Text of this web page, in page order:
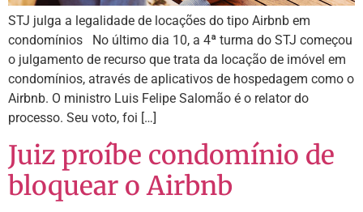
STJ julga a legalidade de locações do tipo Airbnb em
condomínios No último dia 10, a 4ª turma do STJ começou
o julgamento de recurso que trata da locação de imóvel em
condomínios, através de aplicativos de hospedagem como o
Airbnb. O ministro Luis Felipe Salomão é o relator do
processo. Seu voto, foi […]
Juiz proíbe condomínio de
bloquear o Airbnb